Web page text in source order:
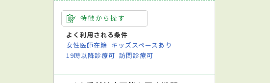
特徴から探す
よく利用される条件
女性医師在籍 キッズスペースあり
19時以降診療可 訪問診療可